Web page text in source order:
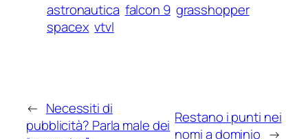
astronautica falcon 9 grasshopper
spacex vtvl
← Necessiti di
pubblicità? Parla male dei Restano i punti nei
nomi a dominio →